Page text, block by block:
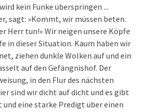
kein Funke überspringen ...
sagt: »Kommt, wir müssen beten.
Herr tun!« Wir neigen unsere Köpfe
in dieser Situation. Kaum haben wir
ziehen dunkle Wolken auf und ein
auf den Gefängnishof. Der
in den Flur des nächsten
sind wir dicht auf dicht und es gibt
eine starke Predigt über einen